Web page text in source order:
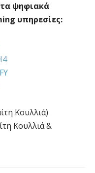
ψηφιακά
υπηρεσίες:
Κουλλιά)
Κουλλιά &